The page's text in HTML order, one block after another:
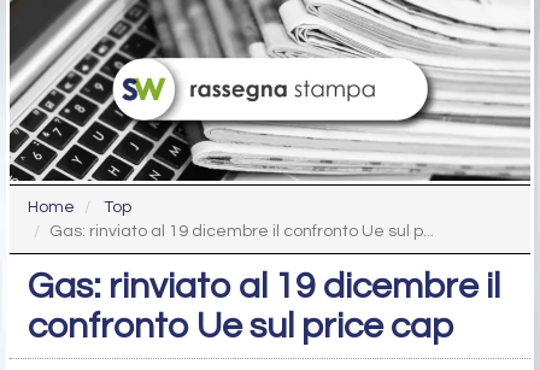
Home
Top
Gas: rinviato al 19 dicembre il confronto Ue sul p...
Gas: rinviato al 19 dicembre il
confronto Ue sul price cap